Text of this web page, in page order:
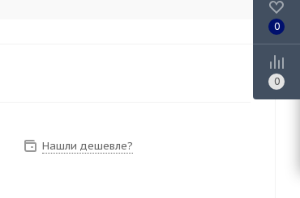
Нашли дешевле?
0
0